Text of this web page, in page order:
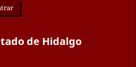
de Hidalgo